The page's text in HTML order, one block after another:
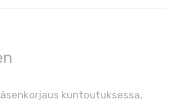
kuntoutuksessa,